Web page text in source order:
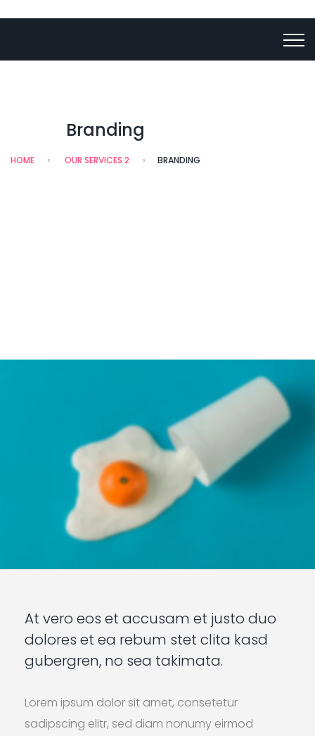
Branding
HOME OUR SERVICES 2 BRANDING
At vero eos et accusam et justo duo
dolores et ea rebum stet clita kasd
gubergren, no sea takimata.
Lorem ipsum dolor sit amet, consetetur
sadipscing elitr, sed diam nonumy eirmod